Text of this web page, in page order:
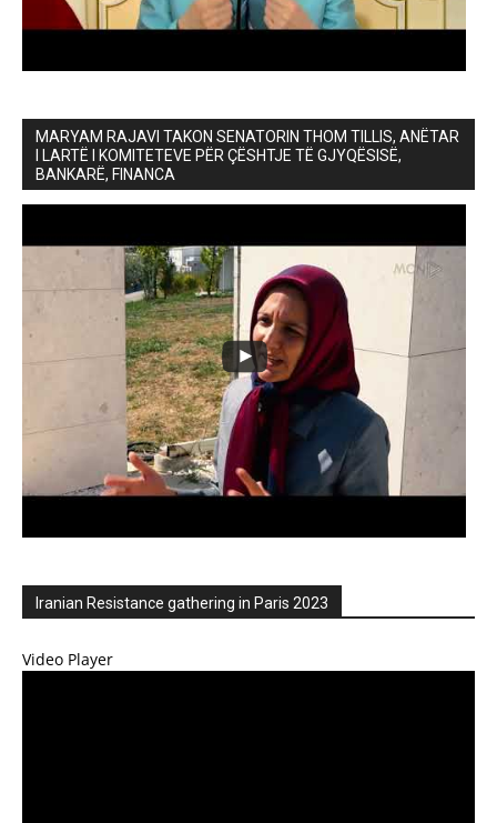
MARYAM RAJAVI TAKON SENATORIN THOM TILLIS, ANËTAR
I LARTË I KOMITETEVE PËR ÇËSHTJE TË GJYQËSISË,
BANKARË, FINANCA
Iranian Resistance gathering in Paris 2023
Video Player